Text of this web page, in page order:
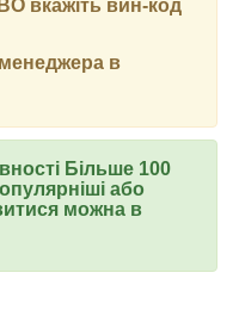
вкажіть вин-код
в
Більше 100
або
можна в